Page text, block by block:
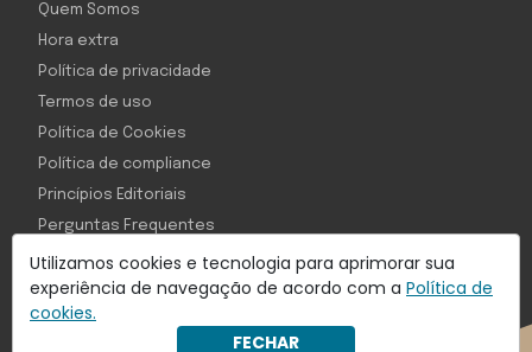
Utilizamos cookies e tecnologia para aprimorar sua
experiência de navegação de acordo com a Política de
cookies.
FECHAR
Com inteligência e tecnologia:
Object1ve - Marketing Solution
Quem Somos
Hora extra
Política de privacidade
Termos de uso
Política de Cookies
Política de compliance
Princípios Editoriais
Perguntas Frequentes